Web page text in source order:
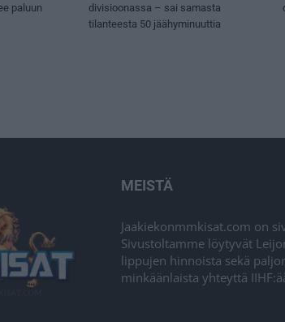
paluun
divisioonassa – sai samasta
tilanteesta 50 jäähyminuuttia
MEISTÄ
Jaakiekonmmkisat.com on
Sivustoltamme löytyvät
lippujen hinnoista sekä
minkäänlaista yhteyttä